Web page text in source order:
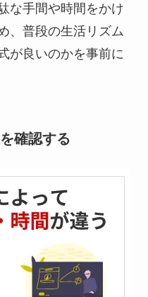
な手間や時間をかけ
、普段の生活リズム
が良いのかを事前に
確認する